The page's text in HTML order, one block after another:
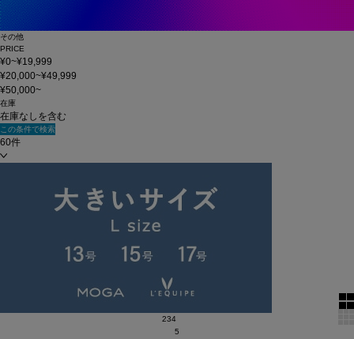
その他
PRICE
¥0~¥19,999
¥20,000~¥49,999
¥50,000~
在庫
在庫なしを含む
この条件で検索
60件
234
5